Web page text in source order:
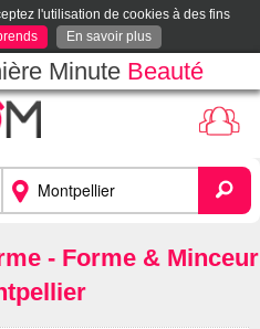
l'utilisation de cookies à des fins
En savoir plus
Minute Beauté
- Forme & Minceur